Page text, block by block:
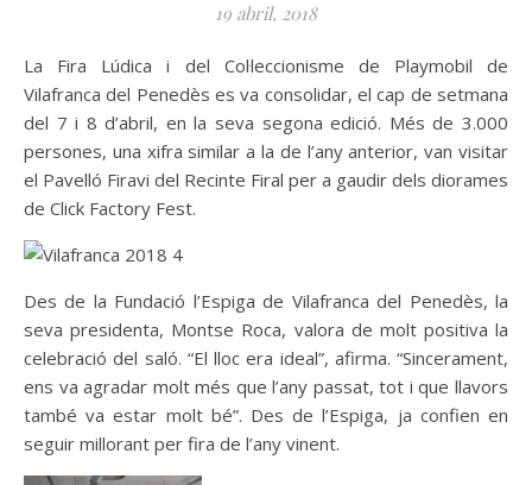
19 abril, 2018
La Fira Lúdica i del Col·leccionisme de Playmobil de
Vilafranca del Penedès es va consolidar, el cap de setmana
del 7 i 8 d’abril, en la seva segona edició. Més de 3.000
persones, una xifra similar a la de l’any anterior, van visitar
el Pavelló Firavi del Recinte Firal per a gaudir dels diorames
de Click Factory Fest.
Des de la Fundació l’Espiga de Vilafranca del Penedès, la
seva presidenta, Montse Roca, valora de molt positiva la
celebració del saló. “El lloc era ideal”, afirma. “Sincerament,
ens va agradar molt més que l’any passat, tot i que llavors
també va estar molt bé”. Des de l’Espiga, ja confien en
seguir millorant per fira de l’any vinent.